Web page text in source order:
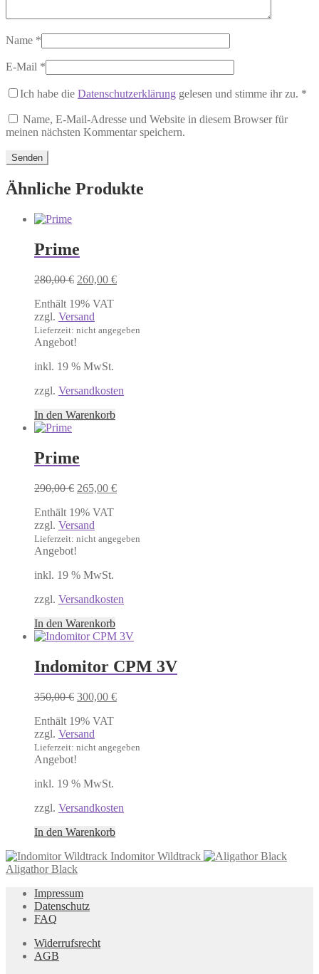
Name *
E-Mail *
Ich habe die Datenschutzerklärung gelesen und stimme ihr zu. *
Name, E-Mail-Adresse und Website in diesem Browser für
meinen nächsten Kommentar speichern.
Ähnliche Produkte
Prime
280,00€ Ursprünglicher
war:
280,00 €
260,00 €Aktueller
Enthält 19% VAT
zzgl. Versand
Lieferzeit: nicht angegeben
Angebot!
inkl. 19 % MwSt.
zzgl. Versandkosten
In den Warenkorb
Prime
290,00€ Ursprünglicher
war:
290,00 €
265,00 €Aktueller
Enthält 19% VAT
zzgl. Versand
Lieferzeit: nicht angegeben
Angebot!
inkl. 19 % MwSt.
zzgl. Versandkosten
In den Warenkorb
Indomitor CPM 3V
350,00€ Ursprünglicher
war:
350,00 €
300,00 €Aktueller
Enthält 19% VAT
zzgl. Versand
Lieferzeit: nicht angegeben
Angebot!
inkl. 19 % MwSt.
zzgl. Versandkosten
In den Warenkorb
Indomitor Wildtrack
Aligathor Black
Impressum
Datenschutz
FAQ
Widerrufsrecht
AGB